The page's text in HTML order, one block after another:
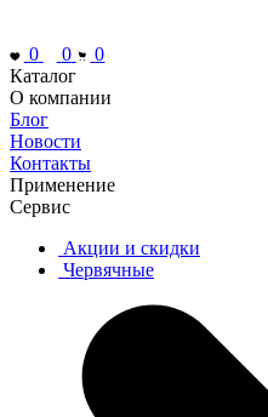
0 0
0
Каталог
О компании
Блог
Новости
Контакты
Применение
Сервис
Акции и скидки
Червячные